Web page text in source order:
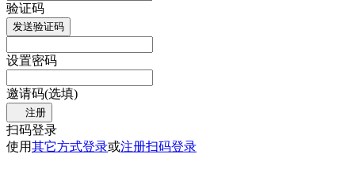
验证码
发送验证码
设置密码
邀请码(选填)
注册
扫码登录
使用其它方式登录或注册扫码登录